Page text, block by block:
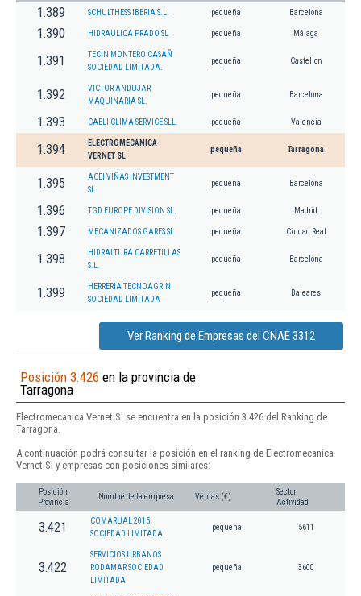
1.389 SCHULTHESS IBERIA S.L. pequeña Barcelona
1.390 HIDRAULICA PRADO SL pequeña Málaga
1.391
TECIN MONTERO CASAÑ
SOCIEDAD LIMITADA.
pequeña Castellon
1.392
VICTOR ANDUJAR
MAQUINARIA SL.
pequeña Barcelona
1.393 CAELI CLIMA SERVICE SLL. pequeña Valencia
1.394
ELECTROMECANICA
VERNET SL
pequeña Tarragona
1.395
ACEI VIÑAS INVESTMENT
SL.
pequeña Barcelona
1.396 TGD EUROPE DIVISION SL. pequeña Madrid
1.397 MECANIZADOS GARES SL pequeña Ciudad Real
1.398
HIDRALTURA CARRETILLAS
S.L.
pequeña Barcelona
1.399
HERRERIA TECNOAGRIN
SOCIEDAD LIMITADA
pequeña Baleares
Ver Ranking de Empresas del CNAE 3312
Posición 3.426 en la provincia de
Tarragona
Electromecanica Vernet Sl se encuentra en la posición 3.426 del Ranking de
Tarragona.
A continuación podrá consultar la posición en el ranking de Electromecanica
Vernet Sl y empresas con posiciones similares:
Posición
Provincia
Nombre de la empresa Ventas (€)
Sector
Actividad
3.421
COMARUAL 2015
SOCIEDAD LIMITADA.
pequeña 5611
3.422
SERVICIOS URBANOS
RODAMAR SOCIEDAD
LIMITADA
pequeña 3600